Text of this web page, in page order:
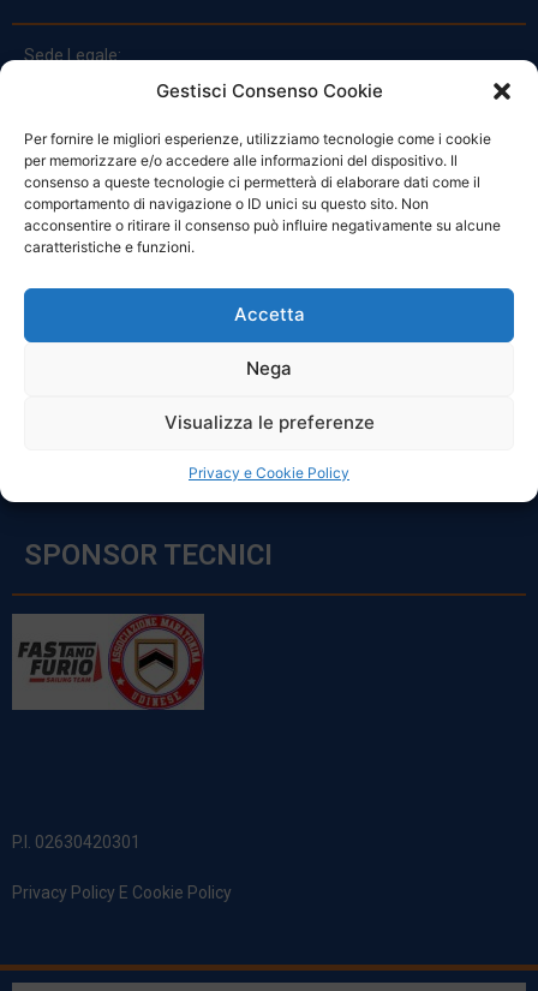
Gestisci Consenso Cookie
Per fornire le migliori esperienze, utilizziamo tecnologie come i cookie
per memorizzare e/o accedere alle informazioni del dispositivo. Il
consenso a queste tecnologie ci permetterà di elaborare dati come il
comportamento di navigazione o ID unici su questo sito. Non
acconsentire o ritirare il consenso può influire negativamente su alcune
caratteristiche e funzioni.
Accetta
Nega
Visualizza le preferenze
Privacy e Cookie Policy
Sede Legale:
Via Principe Di Udine 144
clienti@officinefvg.it
info@officinefvg.it
posta@officinefvgpec.It
ORARI
Sabato: 8:00 – 12:00
SPONSOR TECNICI
P.I. 02630420301
Privacy Policy E Cookie Policy